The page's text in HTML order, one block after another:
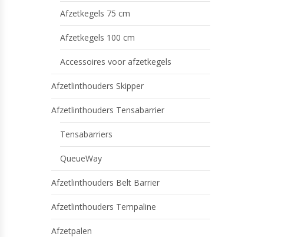
Afzetkegels 75 cm
Afzetkegels 100 cm
Accessoires voor afzetkegels
Afzetlinthouders Skipper
Afzetlinthouders Tensabarrier
Tensabarriers
QueueWay
Afzetlinthouders Belt Barrier
Afzetlinthouders Tempaline
Afzetpalen